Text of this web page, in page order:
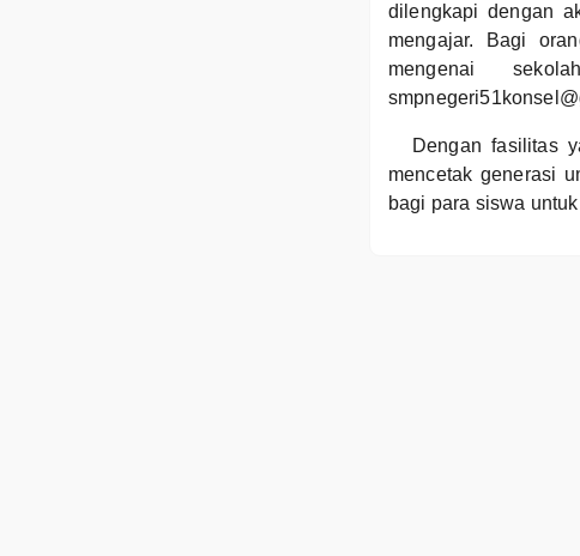
dilengkapi dengan
mengajar. Bagi
mengenai
Dengan fasilitas
mencetak generasi
bagi para siswa